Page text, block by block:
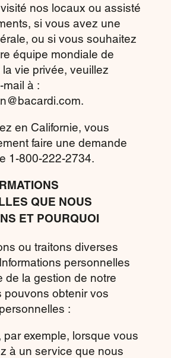
nos locaux ou assisté
si vous avez une
ou si vous souhaitez
équipe mondiale de
vie privée, veuillez
à :
en Californie, vous
faire une demande
1-800-222-2734.
QUE NOUS
ET POURQUOI
ou traitons diverses
personnelles
de la gestion de notre
pouvons obtenir vos
:
par exemple, lorsque vous
à un service que nous